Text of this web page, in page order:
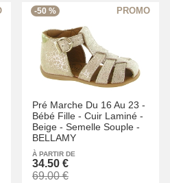
-50 %
Pré Marche Du 16 Au 23 -
Bébé Fille - Cuir Laminé -
Beige - Semelle Souple -
BELLAMY
À PARTIR DE
34.50 €
69.00 €